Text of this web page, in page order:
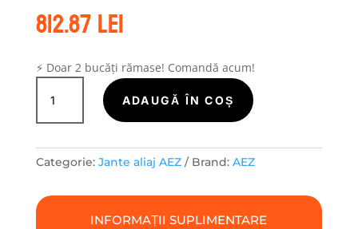
812.87lei
⚡ Doar 2 bucăți rămase! Comandă acum!
Cantitate
Janta
aliaj
Reef
SUV
9.00x19
ADAUGĂ ÎN COȘ
Categorie: Jante aliaj AEZ Brand: AEZ
INFORMAȚII SUPLIMENTARE